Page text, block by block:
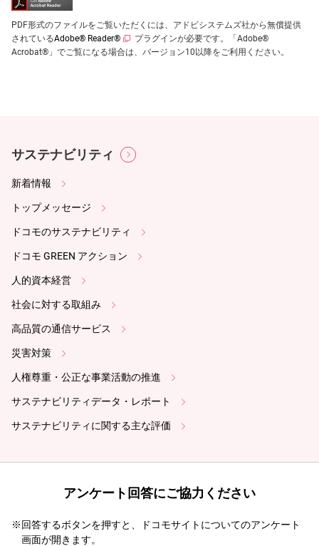
PDF形式のファイルをご覧いただくには、アドビシステムズ社から無償提供
されているAdobe® Reader®
プラグインが必要です。「Adobe®
Acrobat®」でご覧になる場合は、バージョン10以降をご利用ください。
サステナビリティ
新着情報
トップメッセージ
ドコモのサステナビリティ
ドコモ GREEN アクション
人的資本経営
社会に対する取組み
高品質の通信サービス
災害対策
人権尊重・公正な事業活動の推進
サステナビリティデータ・レポート
サステナビリティに関する主な評価
アンケート回答にご協力ください
※回答するボタンを押すと、ドコモサイトについてのアンケート
画面が開きます。